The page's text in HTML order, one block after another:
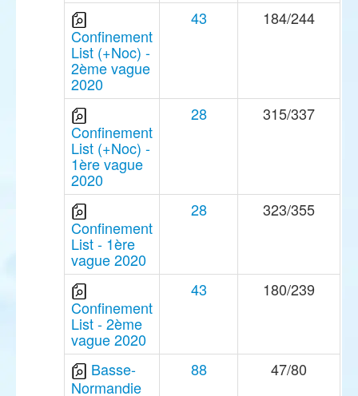
Confinement
List (+Noc) -
2ème vague
2020
43 184/244
Confinement
List (+Noc) -
1ère vague
2020
28 315/337
Confinement
List - 1ère
vague 2020
28 323/355
Confinement
List - 2ème
vague 2020
43 180/239
Basse-
Normandie
88 47/80